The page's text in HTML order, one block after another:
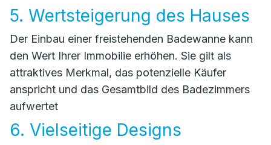
5. Wertsteigerung des Hauses
Der Einbau einer freistehenden Badewanne kann
den Wert Ihrer Immobilie erhöhen. Sie gilt als
attraktives Merkmal, das potenzielle Käufer
anspricht und das Gesamtbild des Badezimmers
aufwertet
6. Vielseitige Designs